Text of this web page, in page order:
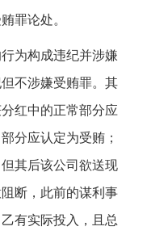
罪论处。
为构成违纪并涉嫌
不涉嫌受贿罪。其
红中的正常部分应
分应认定为受贿；
其后该公司欲送现
断，此前的谋利事
有实际投入，且总